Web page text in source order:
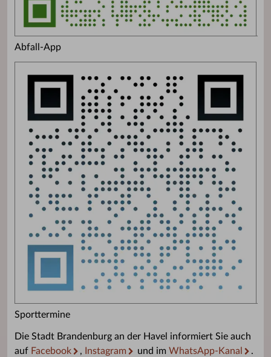
Abfall-App
Sporttermine
Die Stadt Brandenburg an der Havel informiert Sie auch
auf Facebook , Instagram und im WhatsApp-Kanal .